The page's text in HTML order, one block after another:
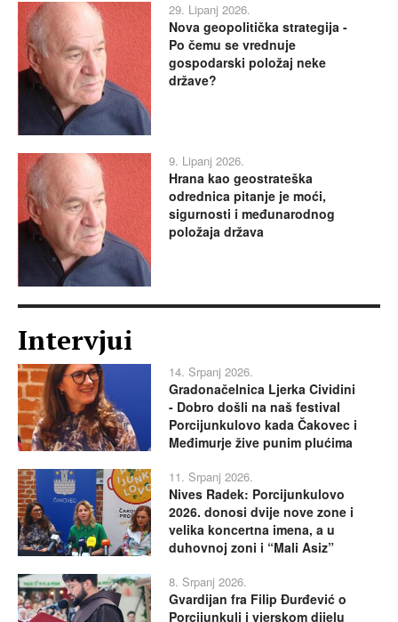
29. Lipanj 2026.
Nova geopolitička strategija -
Po čemu se vrednuje
gospodarski položaj neke
države?
9. Lipanj 2026.
Hrana kao geostrateška
odrednica pitanje je moći,
sigurnosti i međunarodnog
položaja država
Intervjui
14. Srpanj 2026.
Gradonačelnica Ljerka Cividini
- Dobro došli na naš festival
Porcijunkulovo kada Čakovec i
Međimurje žive punim plućima
11. Srpanj 2026.
Nives Radek: Porcijunkulovo
2026. donosi dvije nove zone i
velika koncertna imena, a u
duhovnoj zoni i “Mali Asiz”
8. Srpanj 2026.
Gvardijan fra Filip Đurđević o
Porcijunkuli i vjerskom dijelu